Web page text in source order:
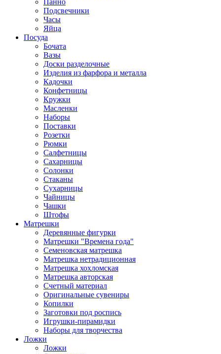
Панно
Подсвечники
Часы
Яйца
Посуда
Бочата
Вазы
Доски разделочные
Изделия из фарфора и металла
Кадочки
Конфетницы
Кружки
Масленки
Наборы
Поставки
Розетки
Рюмки
Салфетницы
Сахарницы
Солонки
Стаканы
Сухарницы
Чайницы
Чашки
Штофы
Матрешки
Деревянные фигурки
Матрешки "Времена года"
Семеновская матрешка
Матрешка нетрадиционная
Матрешка хохломская
Матрешка авторская
Счетный материал
Оригинальные сувениры
Копилки
Заготовки под роспись
Игрушки-пирамидки
Наборы для творчества
Ложки
Ложки